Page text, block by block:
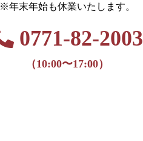
※年末年始も休業いたします。
0771-82-2003
（10:00〜17:00）